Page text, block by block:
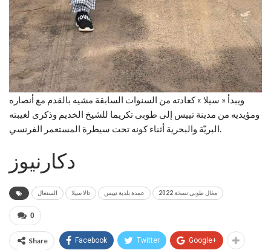
ويبدأ « سيلا » كعادته من السنوات السابقة مشيه بالقدم مع أنصاره
ومؤيديه من مدينة تييس إلى طوبى تكريما للشيخ الخديم وذكرى لغيبته
البريّة والبحرية أثناء كونه تحت سيطرة المستعمر الفرنسي.
دكارنيوز
السنغال تالا سيلا عمدة بلدية تييس مغال طوبى نسخة 2022
0
Share Facebook Twitter Google+